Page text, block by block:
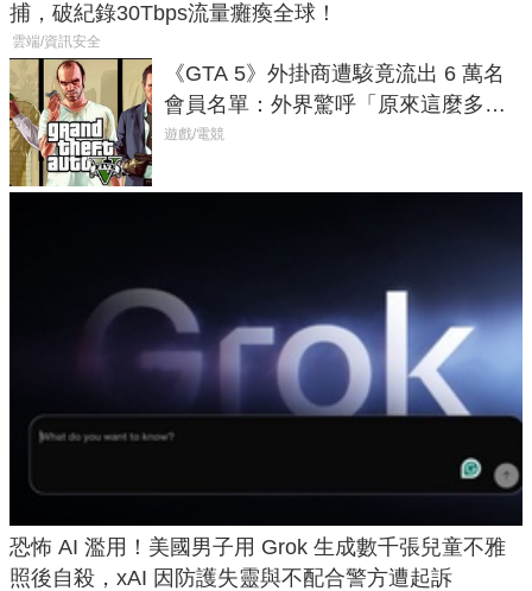
捕，破紀錄30Tbps流量癱瘓全球！
雲端/資訊安全
《GTA 5》外掛商遭駭竟流出 6 萬名
會員名單：外界驚呼「原來這麼多人
在開掛！」
遊戲/電競
恐怖 AI 濫用！美國男子用 Grok 生成數千張兒童不雅
照後自殺，xAI 因防護失靈與不配合警方遭起訴